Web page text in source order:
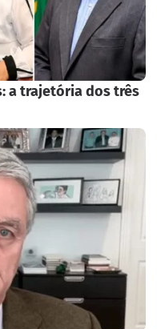
a trajetória dos três